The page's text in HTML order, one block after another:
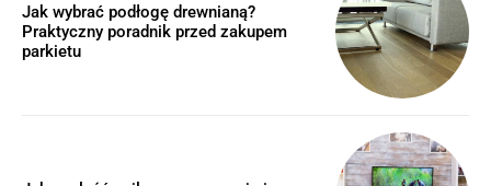
Jak wybrać podłogę drewnianą?
Praktyczny poradnik przed zakupem
parkietu